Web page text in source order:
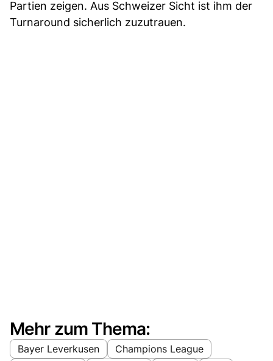
Partien zeigen. Aus Schweizer Sicht ist ihm der
Turnaround sicherlich zuzutrauen.
Mehr zum Thema:
Bayer Leverkusen
Champions League